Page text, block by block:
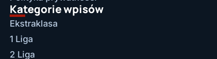
Kategorie wpisów
Ekstraklasa
1 Liga
2 Liga